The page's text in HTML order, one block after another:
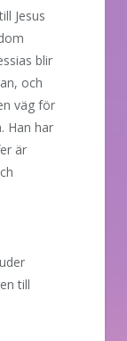
Jesus
blir
och
väg för
Han har
är
till